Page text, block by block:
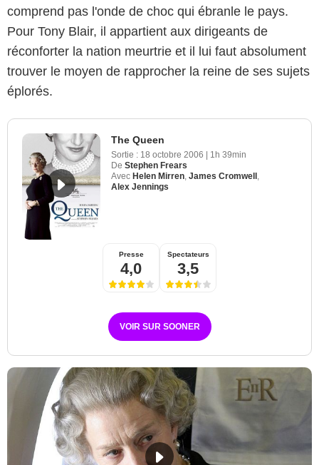
comprend pas l'onde de choc qui ébranle le pays.
Pour Tony Blair, il appartient aux dirigeants de
réconforter la nation meurtrie et il lui faut absolument
trouver le moyen de rapprocher la reine de ses sujets
éplorés.
The Queen
Sortie : 18 octobre 2006
1h 39min
De Stephen Frears
Avec Helen Mirren, James Cromwell ,
Alex Jennings
Presse
4,0
Spectateurs
3,5
VOIR SUR SOONER